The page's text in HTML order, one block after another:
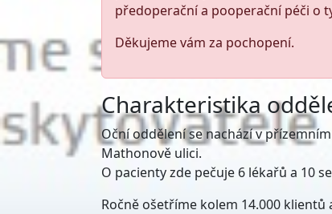
předoperační a pooperační péči o
Děkujeme vám za pochopení.
Charakteristika
Oční oddělení se nachází v
Mathonově ulici.
O pacienty zde pečuje 6 lékařů a 10
Ročně ošetříme kolem 14.000